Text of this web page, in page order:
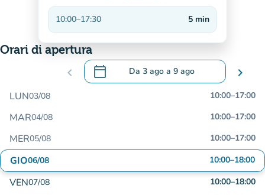
10:00–17:30 5 min
Orari di apertura
chevron_left calendar_today Da 3 ago a 9 ago
.Aprire il calendario per modificare le
chevron_right
LUN03/08 10:00–17:00
MAR04/08 10:00–17:00
MER05/08 10:00–17:00
GIO06/08 10:00–18:00
VEN07/08 10:00–18:00